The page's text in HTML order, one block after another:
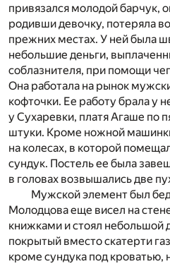
привязался молодой барчук,
родивши девочку, потеряла
прежних местах. У ней была
небольшие деньги,
соблазнителя, при помощи
Она работала на рынок
кофточки. Ее работу брала у
у Сухаревки, платя Агаше по
штуки. Кроме ножной
на колесах, в которой
сундук. Постель ее была
в головах возвышались две
Мужской элемент был
Молодцова еще висел на
книжками и стоял небольшой
покрытый вместо скатерти
кроме сундука под кроватью,